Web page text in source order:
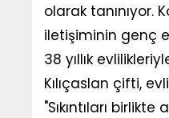
olarak tanınıyor.
iletişiminin genç
38 yıllık
Kılıçaslan çifti,
"Sıkıntıları